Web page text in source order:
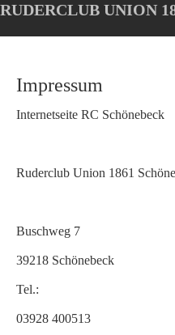
Oops, an error occurred! Code:
main
RUDERCLUB UNION
Impressum
Internetseite RC Schönebeck
Ruderclub Union 1861
Buschweg 7
39218 Schönebeck
Tel.:
03928 400513